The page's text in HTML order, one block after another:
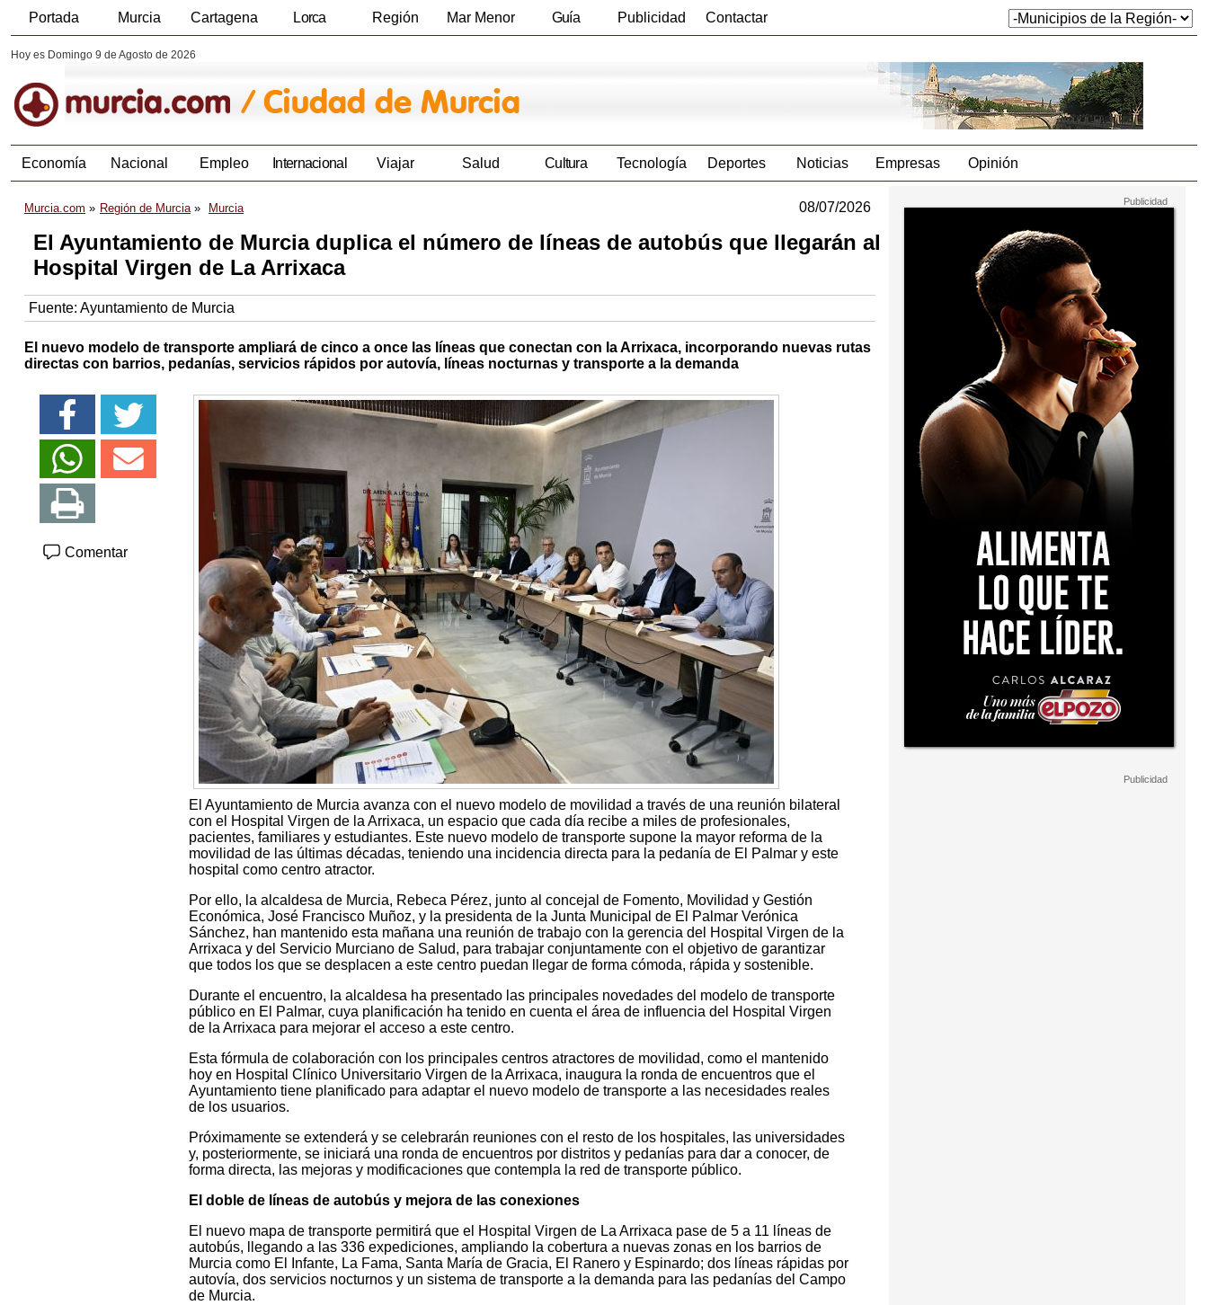
Portada Murcia Cartagena Lorca Región Mar Menor Guía Publicidad Contactar
Hoy es Domingo 9 de Agosto de 2026
Economía Nacional Empleo Internacional Viajar Salud Cultura Tecnología Deportes Noticias Empresas Opinión
Murcia.com Región de Murcia Murcia 08/07/2026
El Ayuntamiento de Murcia duplica el número de líneas de autobús que llegarán al
Hospital Virgen de La Arrixaca
Fuente: Ayuntamiento de Murcia
El nuevo modelo de transporte ampliará de cinco a once las líneas que conectan con la Arrixaca, incorporando nuevas rutas
directas con barrios, pedanías, servicios rápidos por autovía, líneas nocturnas y transporte a la demanda
Comentar
El Ayuntamiento de Murcia avanza con el nuevo modelo de movilidad a través de una reunión bilateral
con el Hospital Virgen de la Arrixaca, un espacio que cada día recibe a miles de profesionales,
pacientes, familiares y estudiantes. Este nuevo modelo de transporte supone la mayor reforma de la
movilidad de las últimas décadas, teniendo una incidencia directa para la pedanía de El Palmar y este
hospital como centro atractor.
Por ello, la alcaldesa de Murcia, Rebeca Pérez, junto al concejal de Fomento, Movilidad y Gestión
Económica, José Francisco Muñoz, y la presidenta de la Junta Municipal de El Palmar Verónica
Sánchez, han mantenido esta mañana una reunión de trabajo con la gerencia del Hospital Virgen de la
Arrixaca y del Servicio Murciano de Salud, para trabajar conjuntamente con el objetivo de garantizar
que todos los que se desplacen a este centro puedan llegar de forma cómoda, rápida y sostenible.
Durante el encuentro, la alcaldesa ha presentado las principales novedades del modelo de transporte
público en El Palmar, cuya planificación ha tenido en cuenta el área de influencia del Hospital Virgen
de la Arrixaca para mejorar el acceso a este centro.
Esta fórmula de colaboración con los principales centros atractores de movilidad, como el mantenido
hoy en Hospital Clínico Universitario Virgen de la Arrixaca, inaugura la ronda de encuentros que el
Ayuntamiento tiene planificado para adaptar el nuevo modelo de transporte a las necesidades reales
de los usuarios.
Próximamente se extenderá y se celebrarán reuniones con el resto de los hospitales, las universidades
y, posteriormente, se iniciará una ronda de encuentros por distritos y pedanías para dar a conocer, de
forma directa, las mejoras y modificaciones que contempla la red de transporte público.
El doble de líneas de autobús y mejora de las conexiones
El nuevo mapa de transporte permitirá que el Hospital Virgen de La Arrixaca pase de 5 a 11 líneas de
autobús, llegando a las 336 expediciones, ampliando la cobertura a nuevas zonas en los barrios de
Murcia como El Infante, La Fama, Santa María de Gracia, El Ranero y Espinardo; dos líneas rápidas por
autovía, dos servicios nocturnos y un sistema de transporte a la demanda para las pedanías del Campo
de Murcia.